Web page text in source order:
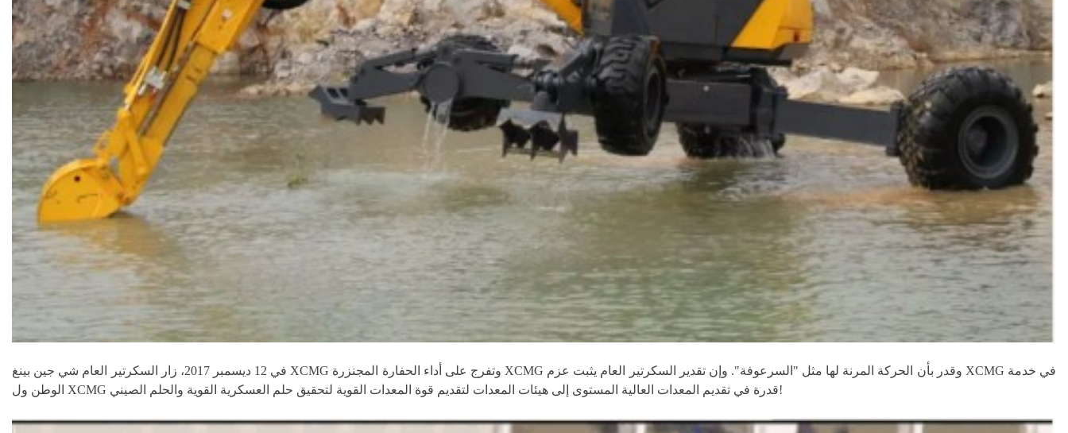
في 12 ديسمبر 2017، زار السكرتير العام شي جين بينغ XCMG وتفرج على أداء الحفارة المجنزرة XCMG وقدر بأن الحركة المرنة لها مثل "السرعوفة". وإن تقدير السكرتير العام يثبت عزم XCMG في خدمة
الوطن ول XCMG قدرة في تقديم المعدات العالية المستوى إلى هيئات المعدات لتقديم قوة المعدات القوية لتحقيق حلم العسكرية القوية والحلم الصيني!